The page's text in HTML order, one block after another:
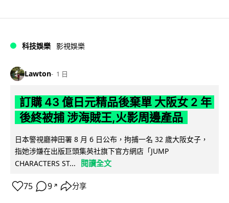
科技娛樂 影視娛樂
Lawton 1 日
訂購 43 億日元精品後棄單 大阪女 2 年
後終被捕 涉海賊王,火影周邊產品
日本警視廳神田署 8 月 6 日公布，拘捕一名 32 歲大阪女子，
指她涉嫌在出版巨頭集英社旗下官方網店「JUMP
CHARACTERS ST...
閱讀全文
75 9 ↗ 分享